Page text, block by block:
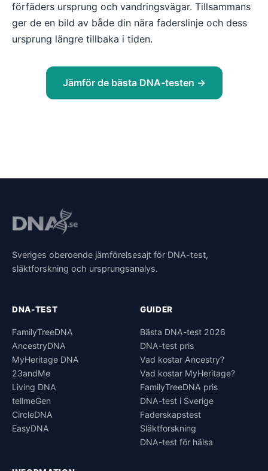
förfäders ursprung och vandringsvägar. Tillsammans
ger de en bild av både din nära faderslinje och dess
ursprung längre tillbaka i tiden.
Jämför de bästa DNA-testen →
Sveriges oberoende jämförelsesajt för DNA-test,
släktforskning och ursprungsanalys.
DNA-TEST
FamilyTreeDNA
AncestryDNA
MyHeritage DNA
23andMe
Living DNA
tellmeGen
CircleDNA
EasyDNA
GUIDER
Bästa DNA-test 2026
DNA-test pris
Vad kostar Ancestry?
Vad kostar MyHeritage?
FamilyTreeDNA pris
DNA-test i Sverige
Faderskapstest
Släktforskning
DNA-test för hälsa